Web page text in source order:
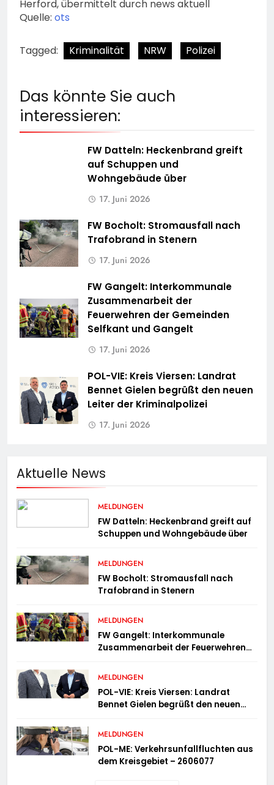
Herford, übermittelt durch news aktuell
Quelle: ots
Tagged: Kriminalität NRW Polizei
Das könnte Sie auch
interessieren:
FW Datteln: Heckenbrand greift
auf Schuppen und
Wohngebäude über
17. Juni 2026
FW Bocholt: Stromausfall nach
Trafobrand in Stenern
17. Juni 2026
FW Gangelt: Interkommunale
Zusammenarbeit der
Feuerwehren der Gemeinden
Selfkant und Gangelt
17. Juni 2026
POL-VIE: Kreis Viersen: Landrat
Bennet Gielen begrüßt den neuen
Leiter der Kriminalpolizei
17. Juni 2026
Aktuelle News
MELDUNGEN
FW Datteln: Heckenbrand greift auf
Schuppen und Wohngebäude über
MELDUNGEN
FW Bocholt: Stromausfall nach
Trafobrand in Stenern
MELDUNGEN
FW Gangelt: Interkommunale
Zusammenarbeit der Feuerwehren
Gangelt
MELDUNGEN
POL-VIE: Kreis Viersen: Landrat
Bennet Gielen begrüßt den neuen
MELDUNGEN
POL-ME: Verkehrsunfallfluchten aus
dem Kreisgebiet – 2606077